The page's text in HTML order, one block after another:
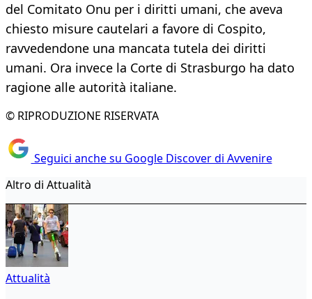
del Comitato Onu per i diritti umani, che aveva
chiesto misure cautelari a favore di Cospito,
ravvedendone una mancata tutela dei diritti
umani. Ora invece la Corte di Strasburgo ha dato
ragione alle autorità italiane.
© RIPRODUZIONE RISERVATA
Seguici anche su Google Discover di Avvenire
Altro di Attualità
Attualità